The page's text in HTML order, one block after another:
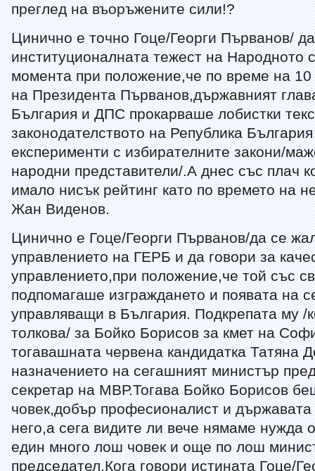
преглед на въоръжените сили!?
Цинично е точно Гоце/Георги Първанов/
институционалната тежест на Народното
момента при положение,че по време на
на Президента Първанов,държавният
България и ДПС прокарваше лобистки
законодателството на Република
експерименти с избирателните закони/
народни представители/.А днес със плач
имало нисък рейтинг като по времето на
Жан Виденов.
Цинично е Гоце/Георги Първанов/да се
управлението на ГЕРБ и да говори за
управлението,при положение,че той със
подпомагаше изграждането и появата на
управляващи в България. Подкрепата му /
толкова/ за Бойко Борисов за кмет на
тогавашната червена кандидатка Татяна
назначението на сегашният министър
секретар на МВР.Тогава Бойко Борисов
човек,добър професионалист и
него,а сега видите ли вече нямаме нужда
един много лош човек и още по лош
председател.Кога говори истината Гоце/